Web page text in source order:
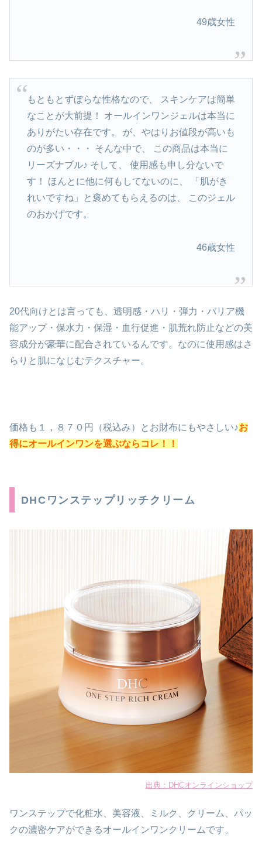
49歳女性
もともとずぼらな性格なので、 スキンケアは簡単
なことが大前提！ オールインワンジェルは本当に
ありがたい存在です。 が、やはりお値段が高いも
のが多い・・・ そんな中で、 この商品は本当に
リーズナブル♪ そして、 使用感も申し分ないで
す！ ほんとに他に何もしてないのに、 「肌がき
れいですね」と褒めてもらえるのは、 このジェル
のおかげです。
46歳女性
20代向けとは言っても、透明感・ハリ・弾力・バリア機
能アップ・保水力・保湿・血行促進・肌荒れ防止などの美
容成分が豪華に配合されているんです。なのに使用感はさ
らりと肌になじむテクスチャー。
価格も１，８７０円（税込み）とお財布にもやさしい♪お
得にオールインワンを選ぶならコレ！！
DHCワンステップリッチクリーム
出典：DHCオンラインショップ
ワンステップで化粧水、美容液、ミルク、クリーム、パッ
クの濃密ケアができるオールインワンクリームです。